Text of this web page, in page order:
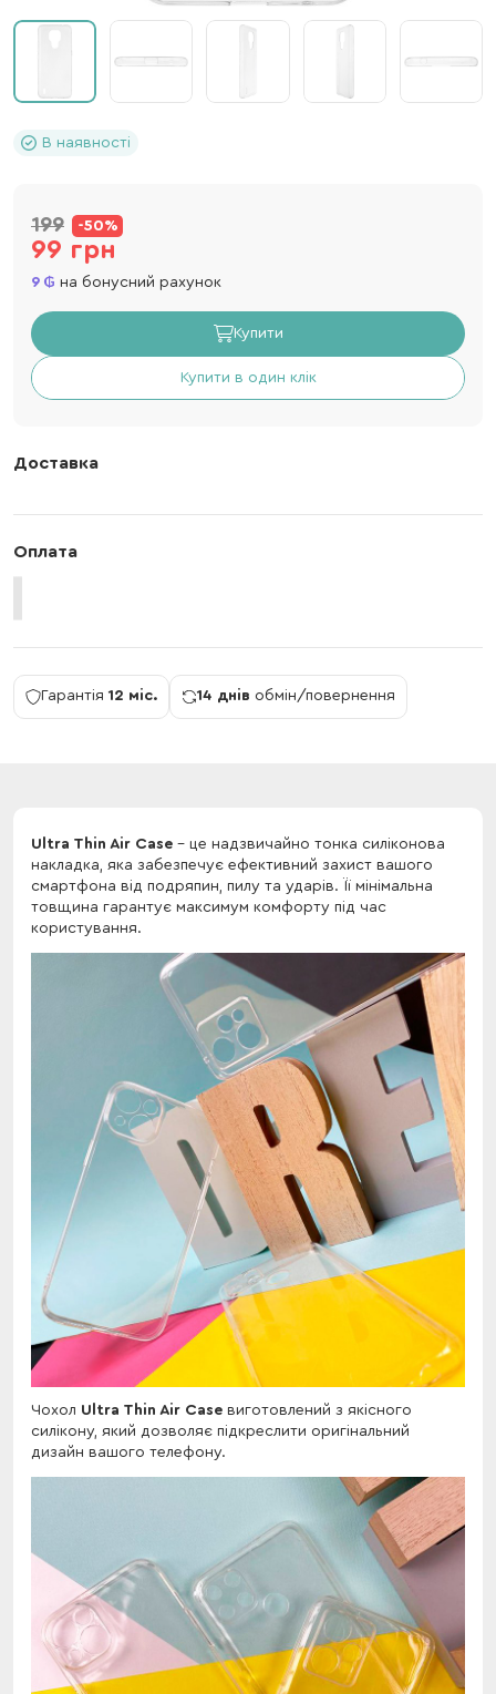
В наявності
199 -50%
99 грн
9 на бонусний рахунок
Купити
Купити в один клік
Доставка
Оплата
Гарантія 12 міс. 14 днів обмін/повернення
Ultra Thin Air Case - це надзвичайно тонка силіконова
накладка, яка забезпечує ефективний захист вашого
смартфона від подряпин, пилу та ударів. Її мінімальна
товщина гарантує максимум комфорту під час
користування.
Чохол Ultra Thin Air Case виготовлений з якісного
силікону, який дозволяє підкреслити оригінальний
дизайн вашого телефону.